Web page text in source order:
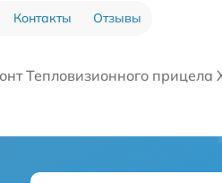
Контакты Отзывы
Тепловизионного прицела